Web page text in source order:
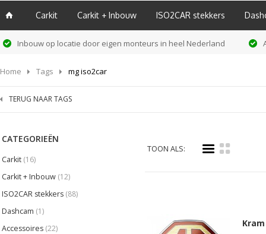
ï Carkit Carkit + Inbouw ISO2CAR stekkers
Inbouw op locatie door eigen monteurs in heel Nederland
Home Tags mg iso2car
TERUG NAAR TAGS
CATEGORIEËN
Carkit (16)
Carkit + Inbouw (12)
ISO2CAR stekkers (88)
Dashcam (1)
Accessoires (22)
TOON ALS: i k